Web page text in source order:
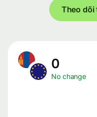
Theo dõi
0
No change